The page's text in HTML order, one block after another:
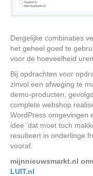
Dergelijke combinaties
het geheel goed te
voor de hoeveelheid
Bij opdrachten voor
zinvol een afweging te
demo-producten,
complete webshop
WordPress omgevingen
idee ‘dat moet toch
resulteert in onderlinge
vooraf.
mijnnieuwsmarkt.nl
LUIT.nl